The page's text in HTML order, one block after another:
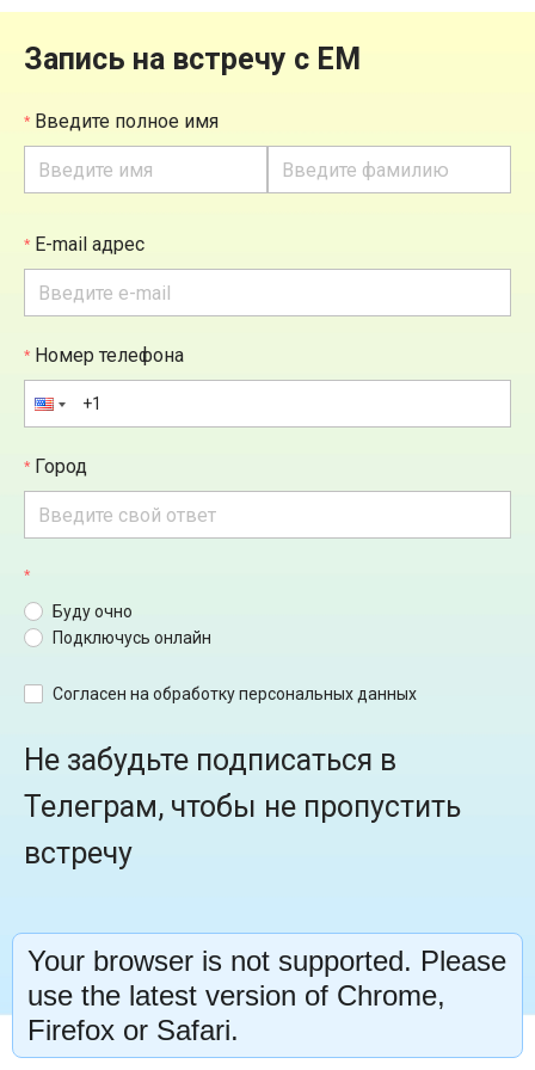
Запись на встречу с ЕМ
Введите полное имя
E-mail адрес
Номер телефона
Город
Буду очно
Подключусь онлайн
Согласен на обработку персональных данных
Не забудьте подписаться в
Телеграм, чтобы не пропустить
встречу
Подписаться в телеграм
Your browser is not supported. Please
use the latest version of Chrome,
Firefox or Safari.